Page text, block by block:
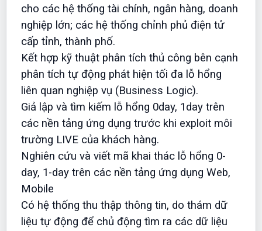
cho các hệ thống tài chính, ngân hàng, doanh
nghiệp lớn; các hệ thống chỉnh phủ điện tử
cấp tỉnh, thành phố.
Kết hợp kỹ thuật phân tích thủ công bên cạnh
phân tích tự động phát hiện tối đa lỗ hổng
liên quan nghiệp vụ (Business Logic).
Giả lập và tìm kiếm lỗ hổng 0day, 1day trên
các nền tảng ứng dụng trước khi exploit môi
trường LIVE của khách hàng.
Nghiên cứu và viết mã khai thác lỗ hổng 0-
day, 1-day trên các nền tảng ứng dụng Web,
Mobile
Có hệ thống thu thập thông tin, do thám dữ
liệu tự động để chủ động tìm ra các dữ liệu